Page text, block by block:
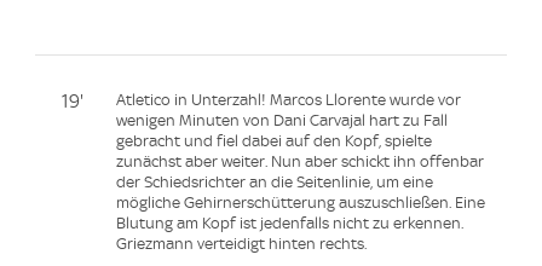
19'
Atletico in Unterzahl! Marcos Llorente wurde vor
wenigen Minuten von Dani Carvajal hart zu Fall
gebracht und fiel dabei auf den Kopf, spielte
zunächst aber weiter. Nun aber schickt ihn offenbar
der Schiedsrichter an die Seitenlinie, um eine
mögliche Gehirnerschütterung auszuschließen. Eine
Blutung am Kopf ist jedenfalls nicht zu erkennen.
Griezmann verteidigt hinten rechts.